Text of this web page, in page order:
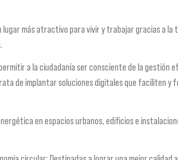
lugar más atractivo para vivir y trabajar gracias a
a la ciudadanía ser consciente de la gestión
de implantar soluciones digitales que faciliten y
en espacios urbanos, edificios e